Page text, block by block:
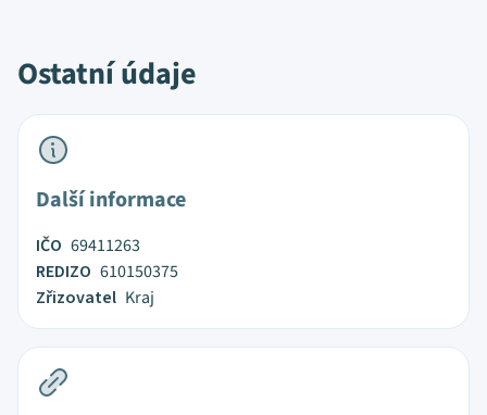
Ostatní údaje
Další informace
IČO 69411263
REDIZO 610150375
Zřizovatel Kraj